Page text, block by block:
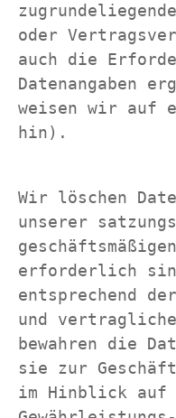
oder
auch die
Datenangaben
weisen wir auf
hin).
Wir löschen
unserer
erforderlich
entsprechend
und
bewahren die
sie zur
im Hinblick auf